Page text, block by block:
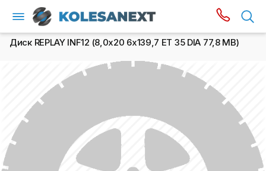
Диск REPLAY INF12 (8,0х20 6x139,7 ET 35 DIA 77,8 MB)